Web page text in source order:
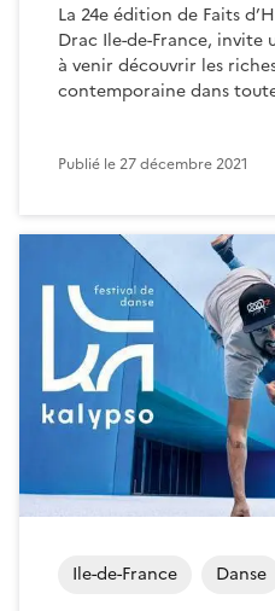
La 24e édition de Faits
Drac Ile-de-France, invite
à venir découvrir les
contemporaine dans
Publié le27 décembre 2021
Ile-de-France Danse